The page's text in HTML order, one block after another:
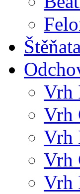
Štěňata
Vrh
Vrh
Vrh
Vrh
Vrh